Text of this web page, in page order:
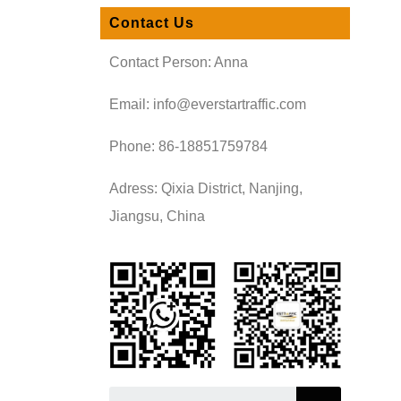
Contact Us
Contact Person: Anna
Email: info@everstartraffic.com
Phone: 86-18851759784
Adress: Qixia District, Nanjing,
Jiangsu, China